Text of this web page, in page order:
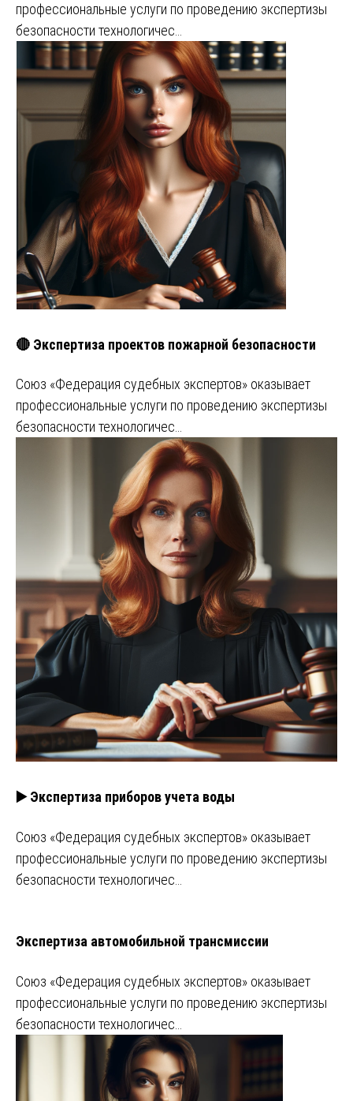
профессиональные услуги по проведению экспертизы
безопасности технологичес…
🔴 Экспертиза проектов пожарной безопасности
Союз «Федерация судебных экспертов» оказывает
профессиональные услуги по проведению экспертизы
безопасности технологичес…
▶️ Экспертиза приборов учета воды
Союз «Федерация судебных экспертов» оказывает
профессиональные услуги по проведению экспертизы
безопасности технологичес…
Экспертиза автомобильной трансмиссии
Союз «Федерация судебных экспертов» оказывает
профессиональные услуги по проведению экспертизы
безопасности технологичес…